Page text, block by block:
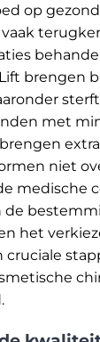
op
vaak
brengen
met
extra
niet
medische
de
het
cruciale